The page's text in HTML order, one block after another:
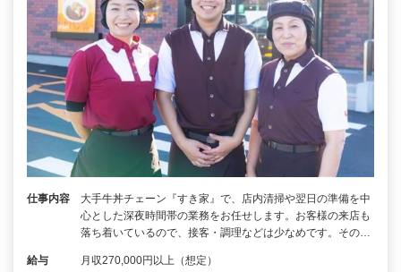
仕事内容
大手牛丼チェーン『すき家』で、店内清掃や翌日の準備を中
心とした深夜時間帯の業務をお任せします。お客様の来店も
落ち着いているので、接客・調理などは少なめです。その…
給与 月収270,000円以上（想定）